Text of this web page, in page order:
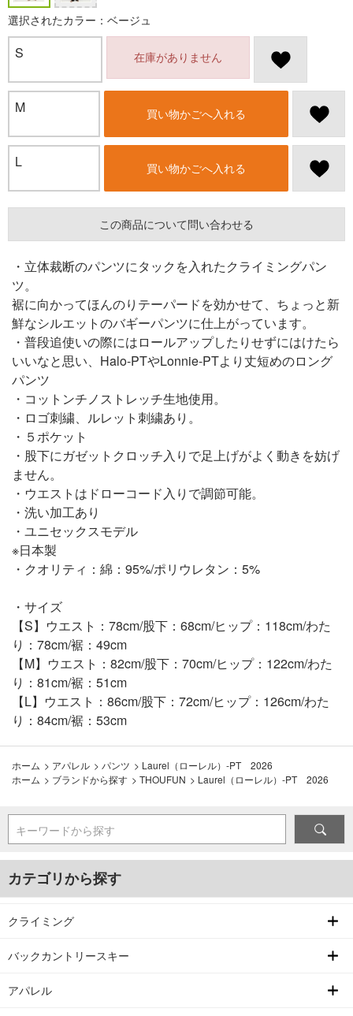
選択されたカラー：ベージュ
S 在庫がありません
M 買い物かごへ入れる
L 買い物かごへ入れる
この商品について問い合わせる
・立体裁断のパンツにタックを入れたクライミングパン
ツ。
裾に向かってほんのりテーパードを効かせて、ちょっと新
鮮なシルエットのバギーパンツに仕上がっています。
・普段追使いの際にはロールアップしたりせずにはけたら
いいなと思い、Halo-PTやLonnie-PTより丈短めのロング
パンツ
・コットンチノストレッチ生地使用。
・ロゴ刺繍、ルレット刺繍あり。
・５ポケット
・股下にガゼットクロッチ入りで足上げがよく動きを妨げ
ません。
・ウエストはドローコード入りで調節可能。
・洗い加工あり
・ユニセックスモデル
※日本製
・クオリティ：綿：95%/ポリウレタン：5%
・サイズ
【S】ウエスト：78cm/股下：68cm/ヒップ：118cm/わた
り：78cm/裾：49cm
【M】ウエスト：82cm/股下：70cm/ヒップ：122cm/わた
り：81cm/裾：51cm
【L】ウエスト：86cm/股下：72cm/ヒップ：126cm/わた
り：84cm/裾：53cm
ホーム > アパレル > パンツ > Laurel（ローレル）-PT 2026
ホーム > ブランドから探す > THOUFUN > Laurel（ローレル）-PT 2026
キーワードから探す
カテゴリから探す
クライミング
バックカントリースキー
アパレル